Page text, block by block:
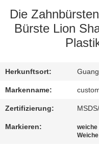
FABRIK-
AUSFLUG
TRETEN
SIE
MIT
Die
Bürste Lion
Herkunftsort:
Markenname:
Zertifizierung:
Markieren: weiche